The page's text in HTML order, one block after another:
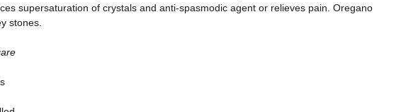
supersaturation of crystals and anti-spasmodic agent or relieves pain. Oregano
stones.